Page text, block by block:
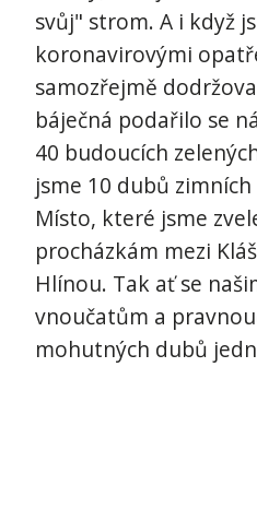
svůj" strom. A i když
koronavirovými
samozřejmě
báječná podařilo se
40 budoucích
jsme 10 dubů
Místo, které jsme
procházkám mezi
Hlínou. Tak ať se
vnoučatům a
mohutných dubů